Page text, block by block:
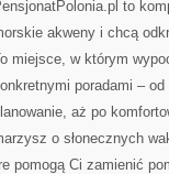
to
akweny i chcą
miejsce, w którym
poradami –
aż po
o słonecznych
pomogą Ci zamienić